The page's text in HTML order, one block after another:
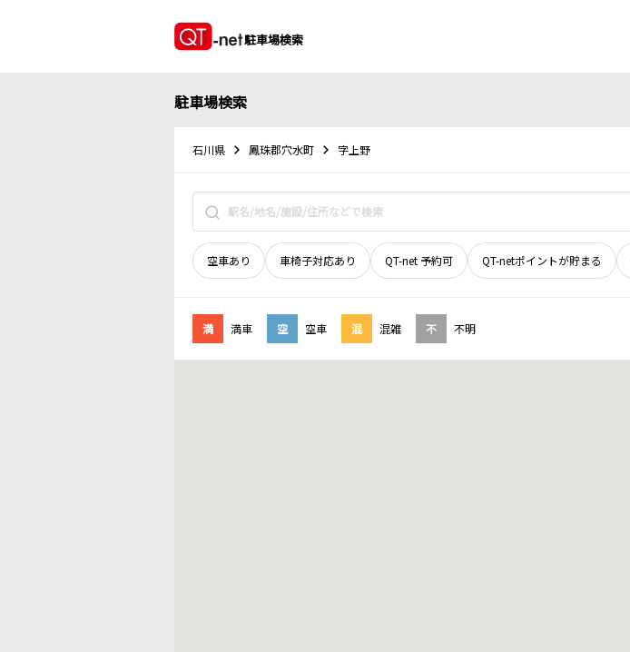
駐車場検索
駐車場検索
石川県 鳳珠郡穴水町 字上野
空車あり 車椅子対応あり QT-net 予約可 QT-netポイントが貯まる
満 満車 空 空車 混 混雑 不 不明